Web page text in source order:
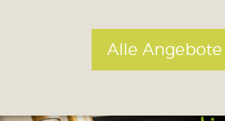
Alle